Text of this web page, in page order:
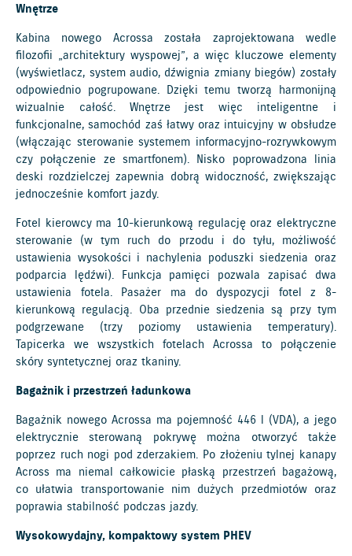
Wnętrze
Kabina nowego Acrossa została zaprojektowana wedle
filozofii „architektury wyspowej”, a więc kluczowe elementy
(wyświetlacz, system audio, dźwignia zmiany biegów) zostały
odpowiednio pogrupowane. Dzięki temu tworzą harmonijną
wizualnie całość. Wnętrze jest więc inteligentne i
funkcjonalne, samochód zaś łatwy oraz intuicyjny w obsłudze
(włączając sterowanie systemem informacyjno-rozrywkowym
czy połączenie ze smartfonem). Nisko poprowadzona linia
deski rozdzielczej zapewnia dobrą widoczność, zwiększając
jednocześnie komfort jazdy.
Fotel kierowcy ma 10-kierunkową regulację oraz elektryczne
sterowanie (w tym ruch do przodu i do tyłu, możliwość
ustawienia wysokości i nachylenia poduszki siedzenia oraz
podparcia lędźwi). Funkcja pamięci pozwala zapisać dwa
ustawienia fotela. Pasażer ma do dyspozycji fotel z 8-
kierunkową regulacją. Oba przednie siedzenia są przy tym
podgrzewane (trzy poziomy ustawienia temperatury).
Tapicerka we wszystkich fotelach Acrossa to połączenie
skóry syntetycznej oraz tkaniny.
Bagażnik i przestrzeń ładunkowa
Bagażnik nowego Acrossa ma pojemność 446 l (VDA), a jego
elektrycznie sterowaną pokrywę można otworzyć także
poprzez ruch nogi pod zderzakiem. Po złożeniu tylnej kanapy
Across ma niemal całkowicie płaską przestrzeń bagażową,
co ułatwia transportowanie nim dużych przedmiotów oraz
poprawia stabilność podczas jazdy.
Wysokowydajny, kompaktowy system PHEV